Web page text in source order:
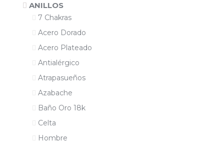
ANILLOS
7 Chakras
Acero Dorado
Acero Plateado
Antialérgico
Atrapasueños
Azabache
Baño Oro 18k
Celta
Hombre